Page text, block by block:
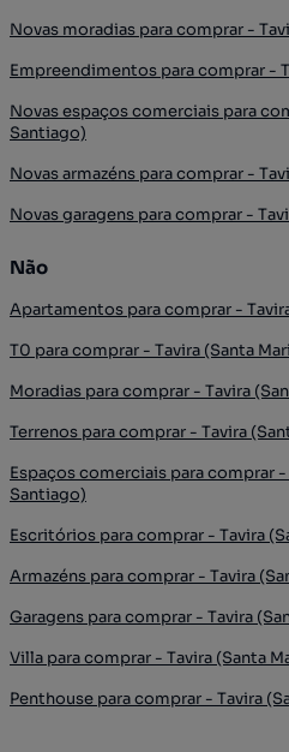
Novas moradias para comprar -
Empreendimentos para comprar -
Novas espaços comerciais para
Santiago)
Novas armazéns para comprar -
Novas garagens para comprar -
Não
Apartamentos para comprar -
T0 para comprar - Tavira (Santa
Moradias para comprar - Tavira
Terrenos para comprar - Tavira
Espaços comerciais para comprar -
Santiago)
Escritórios para comprar - Tavira
Armazéns para comprar - Tavira
Garagens para comprar - Tavira
Villa para comprar - Tavira (Santa
Penthouse para comprar - Tavira